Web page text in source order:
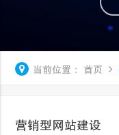
当前位置： 首页
营销型网站建设